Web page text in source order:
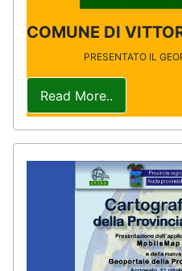
COMUNE DI
PRESENTATO IL
Read More..